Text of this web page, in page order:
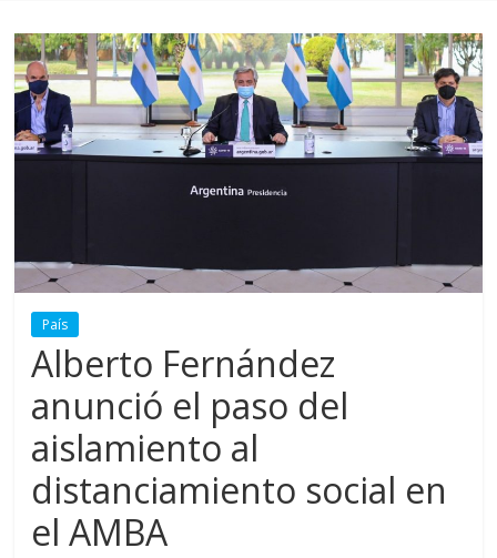
País
Alberto Fernández
anunció el paso del
aislamiento al
distanciamiento social en
el AMBA